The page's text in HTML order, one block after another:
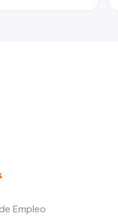
Empleo